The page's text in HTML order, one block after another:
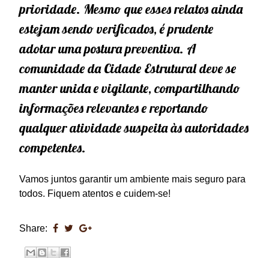
prioridade. Mesmo que esses relatos ainda
estejam sendo verificados, é prudente
adotar uma postura preventiva. A
comunidade da Cidade Estrutural deve se
manter unida e vigilante, compartilhando
informações relevantes e reportando
qualquer atividade suspeita às autoridades
competentes.
Vamos juntos garantir um ambiente mais seguro para
todos. Fiquem atentos e cuidem-se!
Share: